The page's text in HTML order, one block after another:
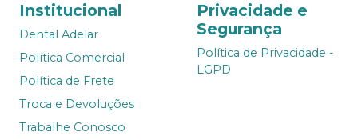
Institucional
Dental Adelar
Política Comercial
Política de Frete
Troca e Devoluções
Trabalhe Conosco
Privacidade e
Segurança
Política de Privacidade -
LGPD